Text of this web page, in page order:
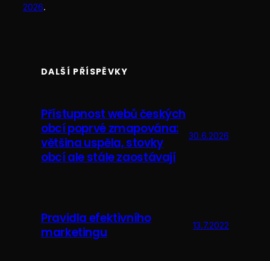
2026.
DALŠÍ PŘÍSPĚVKY
Přístupnost webů českých
obcí poprvé zmapována:
většina uspěla, stovky
obcí ale stále zaostávají
30.6.2026
Pravidla efektivního
marketingu
13.7.2022